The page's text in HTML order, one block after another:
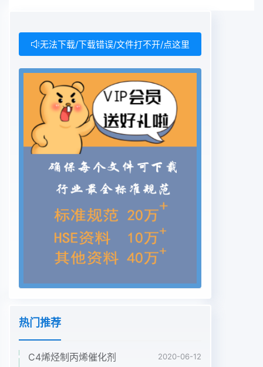
production technologKeywords: methanol: the
current situation of production: the production
engineering甲醇系结构最为简单的饱和一元醇,因在
干馏木材中首次发又称焦炉气,是炼焦过程中得到的
副产物,其主要成分为氢气(55见,故又称“木醇”或“木
精”。是工业生产中重要的基础有%60%和甲烷
(23%27%)。传统的利用方式就是作为城市居民化工
原料。尤其是近年来在发达国家,甲醇以清洁燃料的
身份登的生活用气,但很大一部分燃烧后排入大气,不
仅浪费了资源上了环境保护的殿堂,使其身价倍增。
在发达国家甲醇的产量仅而且污染了环境。焦炉煤气
由于富氢是生产甲醇的优质原料次于乙烯、丙烯、
苯,居第四位。甲醇的用途非常广泛,用于制用焦炉煤
气制甲醇具有投资低、建设周期短、生产成本低等优
点造甲醛、二甲醚、醋酸、甲基叔丁基醚(MTBE)、
二甲基甲酰胺因此成为焦炭企业进行焦炉煤气利用、
发展下游产品的重要方式DMF)、甲醇汽油、合成橡
荷,这就对焦炉煤气制甲醇装置的开车率造成重大影
响我国甲醇工业始于20世纪50年代,随着国内经济的
发展以及23煤制甲醇甲醇下游产品需求的拉动,甲醇
无法下载/下载错误/文件打不开/点这里
热门推荐
C4烯烃制丙烯催化剂 2020-06-12